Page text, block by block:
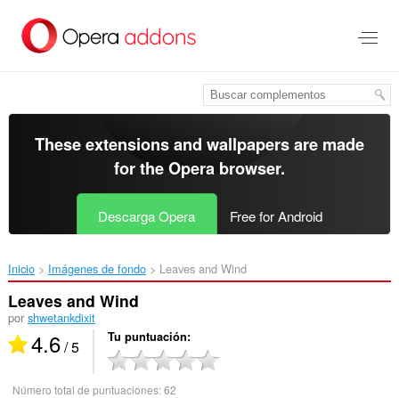
contenido
These extensions and wallpapers are made
for theOpera browser.
Descarga Opera Free for Android
Inicio Imágenes de fondo Leaves and Wind‎
Leaves and Wind
por shwetankdixit
4.6/ 5 Tu puntuación
Número total de puntuaciones:62